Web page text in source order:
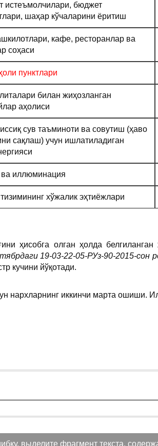
истеъмолчилари, бюджет
шаҳар кўчаларини ёритиш
кафе, ресторанлар ва
соҳаси
пунктлари
билан жиҳозланган
аҳолиси
сув таъминоти ва совутиш (ҳаво
сақлаш) учун ишлатиладиган
ва иллюминация
хўжалик эҳтиёжлари
ҳисобга олган ҳолда
19-03-22-05-РУз-90-2015-сон
кучини йўқотади.
нархларнинг иккинчи марта ошиши.
выделите фрагмент текста,